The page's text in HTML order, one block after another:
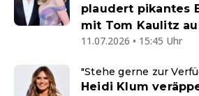
plaudert pikantes
mit Tom Kaulitz
11.07.2026 • 15:45 Uhr
"Stehe gerne zur
Heidi Klum